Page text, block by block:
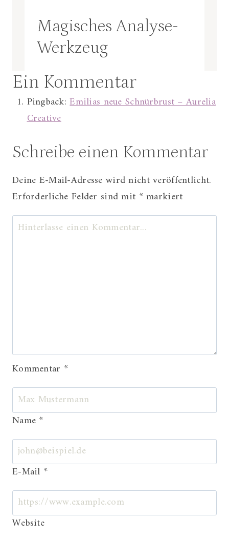
Magisches Analyse-
Werkzeug
Ein Kommentar
Pingback:Emilias neue Schnürbrust – Aurelia
Creative
Schreibe einen Kommentar
Deine E-Mail-Adresse wird nicht veröffentlicht.
Erforderliche Felder sind mit *markiert
Kommentar *
Name *
E-Mail *
Website